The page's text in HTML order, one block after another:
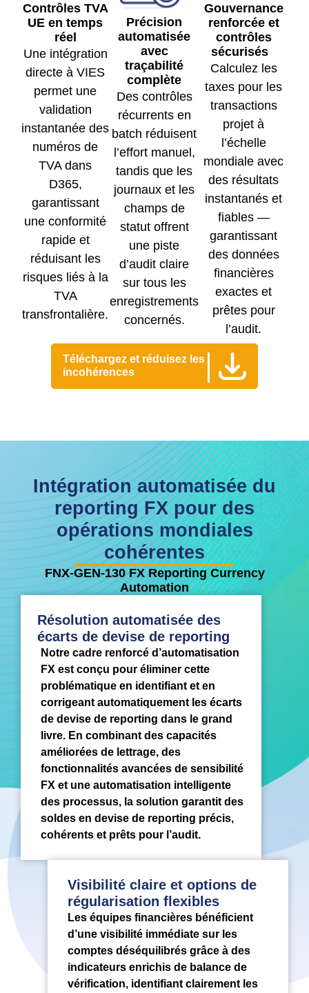
Contrôles TVA
UE en temps
réel
Une intégration
directe à VIES
permet une
validation
instantanée des
numéros de
TVA dans
D365,
garantissant
une conformité
rapide et
réduisant les
risques liés à la
TVA
transfrontalière.
Précision
automatisée
avec
traçabilité
complète
Des contrôles
récurrents en
batch réduisent
l’effort manuel,
tandis que les
journaux et les
champs de
statut offrent
une piste
d’audit claire
sur tous les
enregistrements
concernés.
Gouvernance
renforcée et
contrôles
sécurisés
Calculez les
taxes pour les
transactions
projet à
l’échelle
mondiale avec
des résultats
instantanés et
fiables —
garantissant
des données
financières
exactes et
prêtes pour
l’audit.
Téléchargez et réduisez les
incohérences
Intégration automatisée du
reporting FX pour des
opérations mondiales
cohérentes
FNX-GEN-130 FX Reporting Currency
Automation
Résolution automatisée des
écarts de devise de reporting
Notre cadre renforcé d’automatisation
FX est conçu pour éliminer cette
problématique en identifiant et en
corrigeant automatiquement les écarts
de devise de reporting dans le grand
livre. En combinant des capacités
améliorées de lettrage, des
fonctionnalités avancées de sensibilité
FX et une automatisation intelligente
des processus, la solution garantit des
soldes en devise de reporting précis,
cohérents et prêts pour l’audit.
Visibilité claire et options de
régularisation flexibles
Les équipes financières bénéficient
d’une visibilité immédiate sur les
comptes déséquilibrés grâce à des
indicateurs enrichis de balance de
vérification, identifiant clairement les